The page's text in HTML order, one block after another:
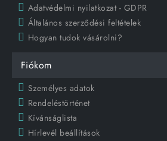
Adatvédelmi nyilatkozat - GDPR
Általános szerződési feltételek
Hogyan tudok vásárolni?
Fiókom
Személyes adatok
Rendeléstörténet
Kívánságlista
Hírlevél beállítások